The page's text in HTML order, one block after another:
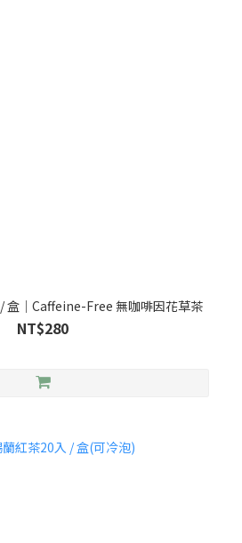
有機消化健爽茶20入 / 盒｜Caffeine-Free 無咖啡因花草茶
NT$280